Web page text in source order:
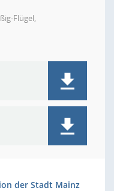
Flügel,
der Stadt Mainz